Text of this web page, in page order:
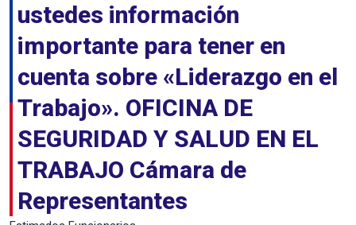
ustedes información
importante para tener en
cuenta sobre «Liderazgo en el
Trabajo». OFICINA DE
SEGURIDAD Y SALUD EN EL
TRABAJO Cámara de
Representantes